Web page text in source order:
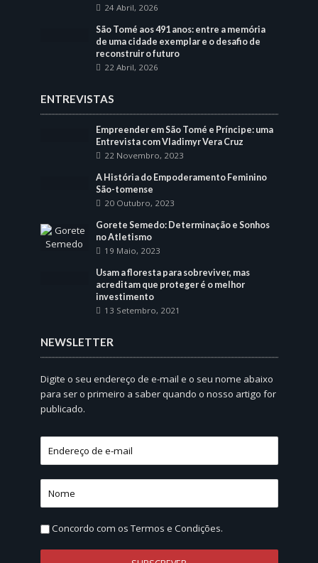
24 Abril, 2026
São Tomé aos 491 anos: entre a memória
de uma cidade exemplar e o desafio de
reconstruir o futuro
22 Abril, 2026
ENTREVISTAS
Empreender em São Tomé e Príncipe: uma
Entrevista com Vladimyr Vera Cruz
22 Novembro, 2023
A História do Empoderamento Feminino
São-tomense
20 Outubro, 2023
Gorete Semedo: Determinação e Sonhos
no Atletismo
19 Maio, 2023
Usam a floresta para sobreviver, mas
acreditam que proteger é o melhor
investimento
13 Setembro, 2021
NEWSLETTER
Digite o seu endereço de e-mail e o seu nome abaixo
para ser o primeiro a saber quando o nosso artigo for
publicado.
Concordo com osTermos e Condições.